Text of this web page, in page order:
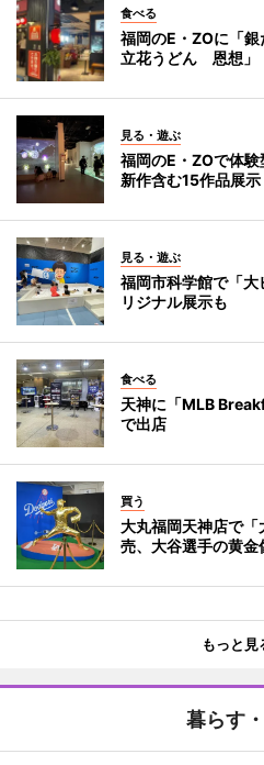
食べる
福岡のE・ZOに「
立花うどん 恩想」
見る・遊ぶ
福岡のE・ZOで体
新作含む15作品展示
見る・遊ぶ
福岡市科学館で「
リジナル展示も
食べる
天神に「MLB
で出店
買う
大丸福岡天神店で
売、大谷選手の黄金
もっと見
暮らす